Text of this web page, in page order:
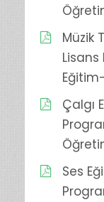
Müzik
Çalgı
Ses